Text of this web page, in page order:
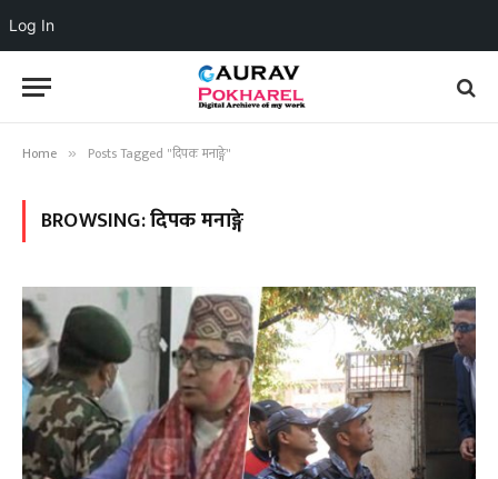
Log In
Home » Posts Tagged "दिपक मनाङ्गे"
BROWSING:दिपक मनाङ्गे